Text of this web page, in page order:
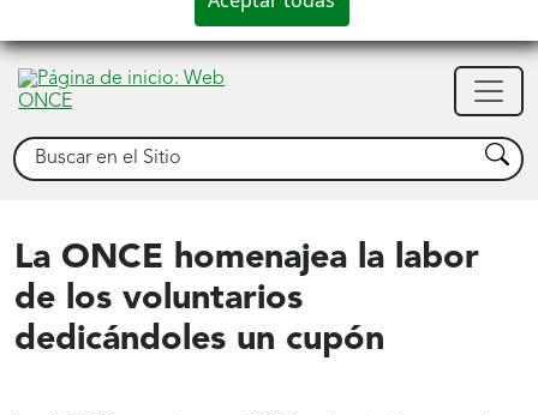
Buscar Buscar
La ONCE homenajea la labor
de los voluntarios
dedicándoles un cupón